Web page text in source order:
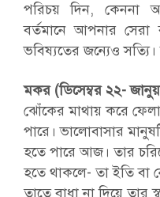
পরিচয় দিন, কেননা
বর্তমানে আপনার
ভবিষ্যতের জন্যেও
মকর (ডিসেম্বর ২২-
ঝোঁকের মাথায় করে
পারে। ভালোবাসার
হতে পারে আজ। তার
হতে থাকলে- তা ইতি বা
তাতে বাধা না দিয়ে তার